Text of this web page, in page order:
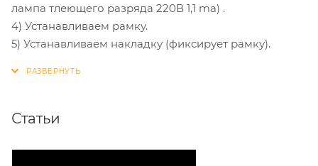
лампа тлеющего разряда 220В 1,1 ma) .
4) Устанавливаем рамку.
5) Устанавливаем накладку (фиксирует рамку).
Статьи